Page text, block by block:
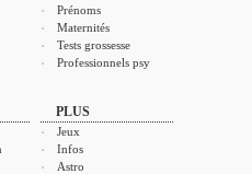
Prénoms
Maternités
Tests grossesse
Professionnels psy
PLUS
Jeux
Infos
Astro